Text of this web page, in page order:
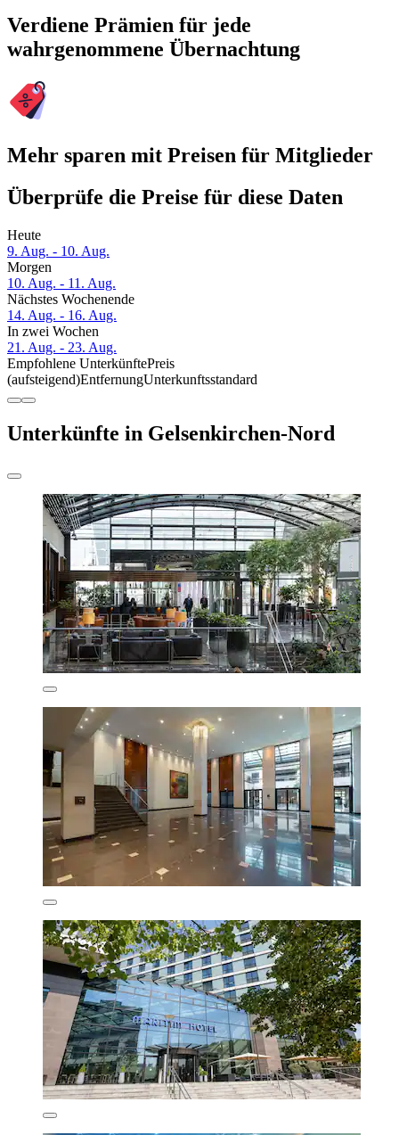
Verdiene Prämien für jede
wahrgenommene Übernachtung
Mehr sparen mit Preisen für Mitglieder
Überprüfe die Preise für diese Daten
Heute
9. Aug. - 10. Aug.
Morgen
10. Aug. - 11. Aug.
Nächstes Wochenende
14. Aug. - 16. Aug.
In zwei Wochen
21. Aug. - 23. Aug.
Empfohlene UnterkünftePreis
(aufsteigend)EntfernungUnterkunftsstandard
Unterkünfte in Gelsenkirchen-Nord